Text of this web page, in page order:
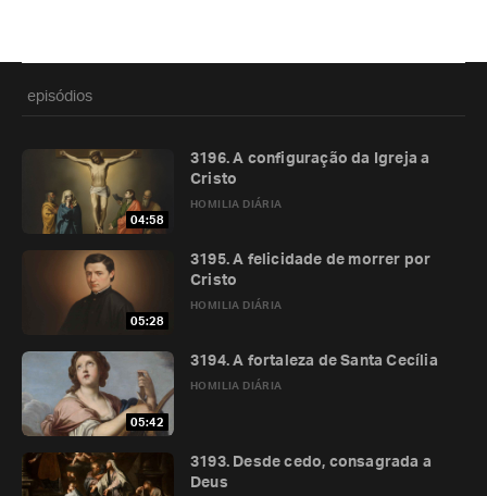
episódios
04:58
HOMILIA DIÁRIA
3196. A configuração da Igreja a
Cristo
05:28
HOMILIA DIÁRIA
3195. A felicidade de morrer por
Cristo
05:42
HOMILIA DIÁRIA
3194. A fortaleza de Santa Cecília
3193. Desde cedo, consagrada a
Deus